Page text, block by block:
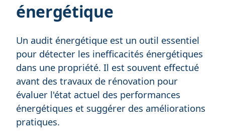
énergétique
Un audit énergétique est un outil essentiel
pour détecter les inefficacités énergétiques
dans une propriété. Il est souvent effectué
avant des travaux de rénovation pour
évaluer l'état actuel des performances
énergétiques et suggérer des améliorations
pratiques.